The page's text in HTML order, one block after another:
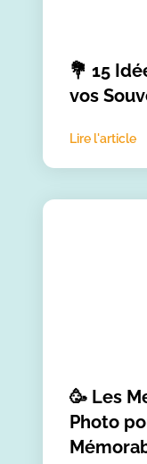
💐 15
vos
Lire l'article
🥳 Les
Photo